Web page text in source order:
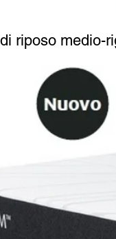
riposo medio-